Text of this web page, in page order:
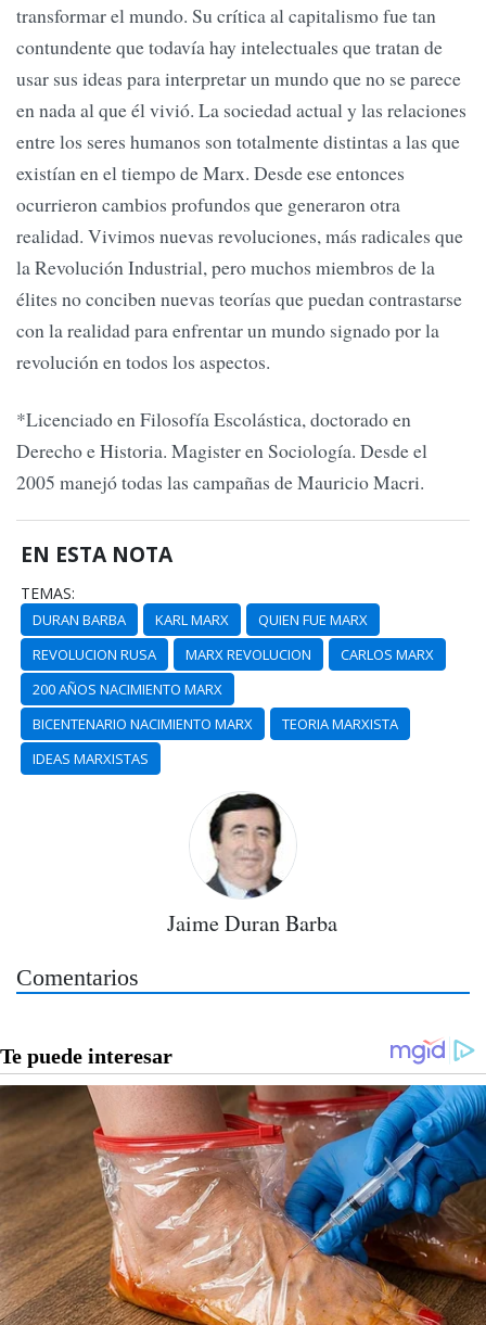
transformar el mundo. Su crítica al capitalismo fue tan
contundente que todavía hay intelectuales que tratan de
usar sus ideas para interpretar un mundo que no se parece
en nada al que él vivió. La sociedad actual y las relaciones
entre los seres humanos son totalmente distintas a las que
existían en el tiempo de Marx. Desde ese entonces
ocurrieron cambios profundos que generaron otra
realidad. Vivimos nuevas revoluciones, más radicales que
la Revolución Industrial, pero muchos miembros de la
élites no conciben nuevas teorías que puedan contrastarse
con la realidad para enfrentar un mundo signado por la
revolución en todos los aspectos.
*Licenciado en Filosofía Escolástica, doctorado en
Derecho e Historia. Magister en Sociología. Desde el
2005 manejó todas las campañas de Mauricio Macri.
EN ESTA NOTA
TEMAS:
DURAN BARBA KARL MARX
QUIEN FUE MARX
REVOLUCION RUSA
MARX REVOLUCION
CARLOS MARX
200 AÑOS NACIMIENTO MARX
BICENTENARIO NACIMIENTO MARX
TEORIA MARXISTA
IDEAS MARXISTAS
Jaime Duran Barba
Comentarios